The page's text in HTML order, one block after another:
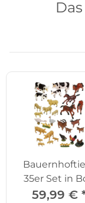
35er Set in
59,99 €